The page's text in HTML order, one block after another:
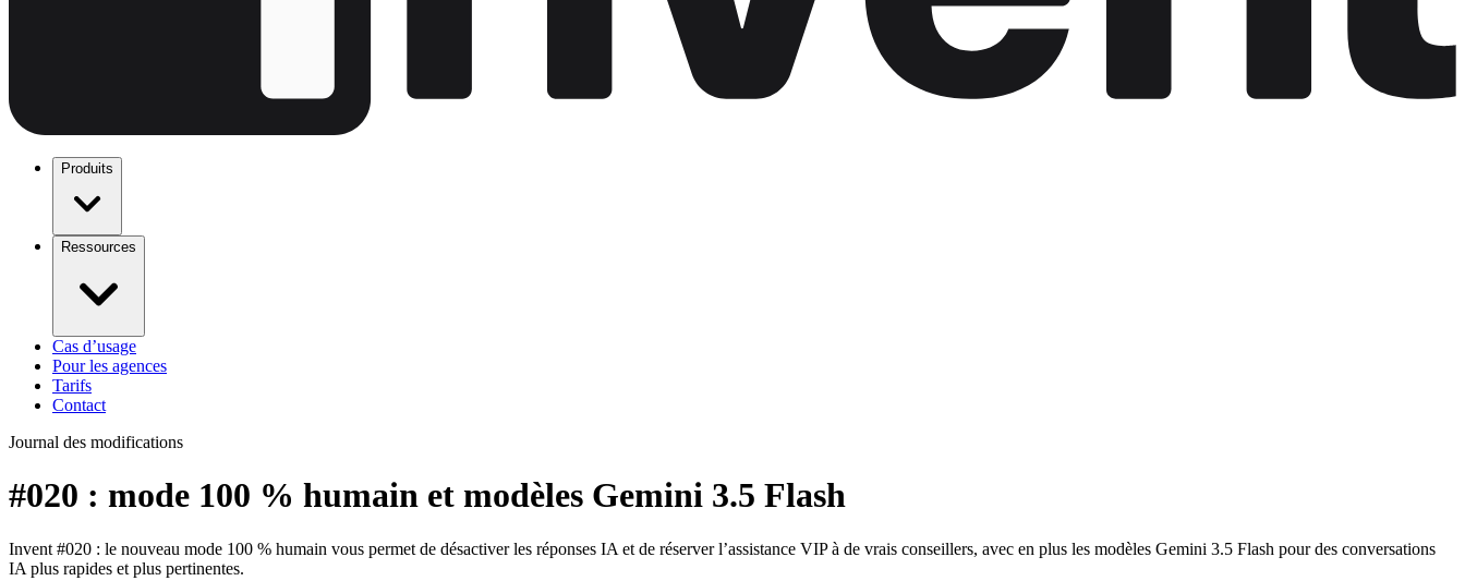
Produits
Ressources
Cas d’usage
Pour les agences
Tarifs
Contact
Journal des modifications
#020 : mode 100 % humain et modèles Gemini 3.5 Flash
Invent #020 : le nouveau mode 100 % humain vous permet de désactiver les réponses IA et de réserver l’assistance VIP à de vrais conseillers, avec en plus les modèles Gemini 3.5 Flash pour des conversations
IA plus rapides et plus pertinentes.